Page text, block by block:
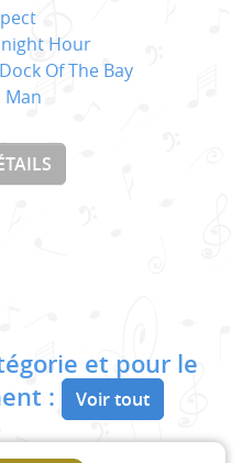
Hour
Of The Bay
Man
et pour le
:
Voir tout